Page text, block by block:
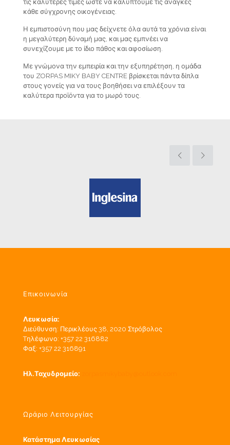
τις καλύτερες τιμές ώστε να καλύπτουμε τις ανάγκες
κάθε σύγχρονης οικογένειας.
Η εμπιστοσύνη που μας δείχνετε όλα αυτά τα χρόνια είναι
η μεγαλύτερη δύναμή μας, και μας εμπνέει να
συνεχίζουμε με το ίδιο πάθος και αφοσίωση.
Με γνώμονα την εμπειρία και την εξυπηρέτηση, η ομάδα
του ZORPAS MIKY BABY CENTRE βρίσκεται πάντα δίπλα
στους γονείς για να τους βοηθήσει να επιλέξουν τα
καλύτερα προϊόντα για το μωρό τους.
Επικοινωνία
Λευκωσία:
Διεύθυνση: Περικλέους 38, 2020 Στρόβολος
Tηλέφωνο: +357 22 316882
Φαξ: +357 22 316891
Ηλ.Ταχυδρομείο:
Ωράριο Λειτουργίας
Κατάστημα Λευκωσίας